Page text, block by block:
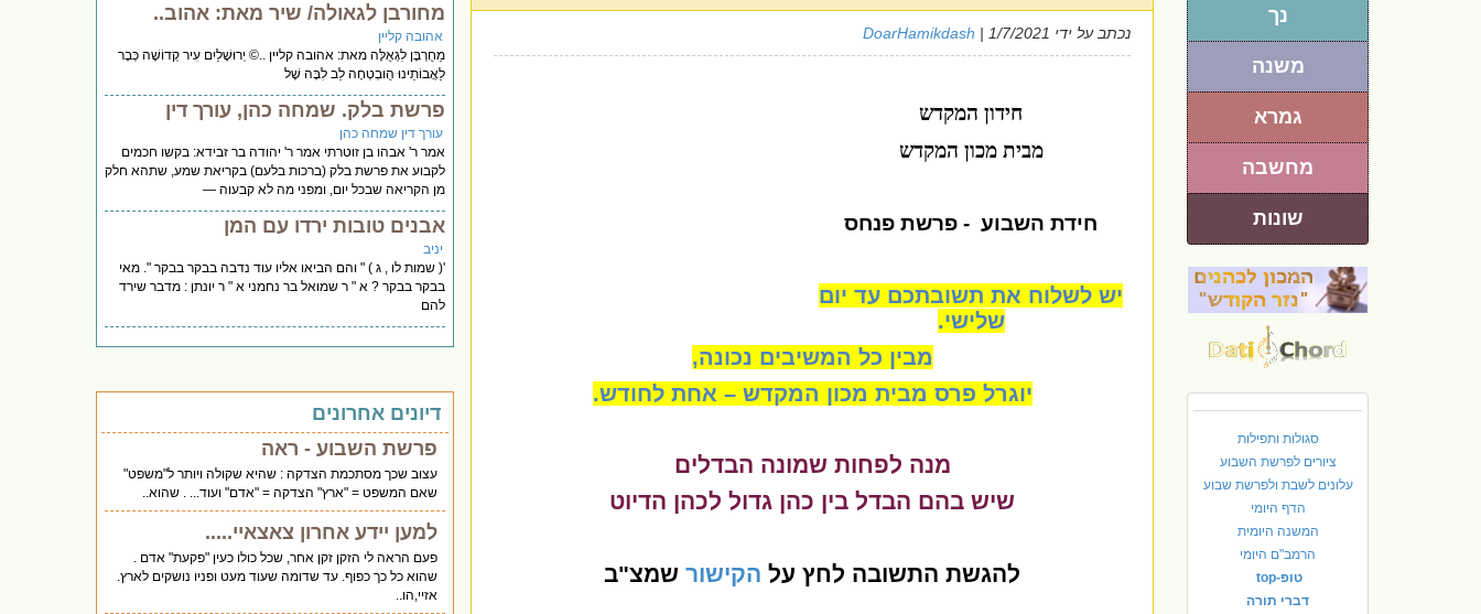
נך
משנה
גמרא
מחשבה
שונות
סגולות ותפילות
ציורים לפרשת השבוע
עלונים לשבת ולפרשת שבוע
הדף היומי
המשנה היומית
הרמב"ם היומי
טופ-top
דברי תורה
נכתב על ידי DoarHamikdash | 1/7/2021
חידון המקדש
מבית מכון המקדש
חידת השבוע - פרשת פנחס
יש לשלוח את תשובתכם עד יום
שלישי.
מבין כל המשיבים נכונה,
יוגרל פרס מבית מכון המקדש – אחת לחודש.
מנה לפחות שמונה הבדלים
שיש בהם הבדל בין כהן גדול לכהן הדיוט
להגשת התשובה לחץ על הקישור שמצ"ב
מחורבן לגאולה/ שיר מאת: אהוב..
אהובה קליין
מֵחֻרְבָּן לִגְאֻלָּה מאת: אהובה קליין ..© יְרוּשָׁלַיִם עִיר קְדוֹשָׁה כְּבָר
לַאֲבוֹתֵינוּ הֻובְטְחָה לֵב לִבָּה שֶׁל
פרשת בלק. שמחה כהן, עורך דין
עורך דין שמחה כהן
אמר ר' אבהו בן זוטרתי אמר ר' יהודה בר זבידא: בקשו חכמים
לקבוע את פרשת בלק (ברכות בלעם) בקריאת שמע, שתהא חלק
מן הקריאה שבכל יום, ומפני מה לא קבעוה —
אבנים טובות ירדו עם המן
יניב
'( שמות לו , ג ) " והם הביאו אליו עוד נדבה בבקר בבקר ". מאי
בבקר בבקר ? א " ר שמואל בר נחמני א " ר יונתן : מדבר שירד
להם
דיונים אחרונים
פרשת השבוע - ראה
עצוב שכך מסתכמת הצדקה : שהיא שקולה ויותר ל"משפט"
שאם המשפט = "ארץ" הצדקה = "אדם" ועוד... . שהוא..
למען יידע אחרון צאצאיי.....
פעם הראה לי הזקן זקן אחר, שכל כולו כעין "פקעת" אדם .
שהוא כל כך כפוף. עד שדומה שעוד מעט ופניו נושקים לארץ.
אזיי,הו..